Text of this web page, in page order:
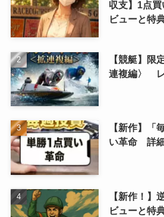
収支】1点
ビューと特
【競艇】
連複編〉
【新作】「
い革命 詳
【新作！
ビューと特